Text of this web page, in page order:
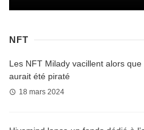
NFT
Les NFT Milady vacillent alors
aurait été piraté
18 mars 2024